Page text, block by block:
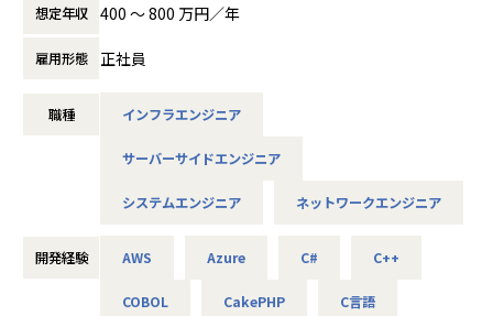
でした。
現在は要件定義や設計、実装といった工程にも挑戦していま
月一で面談を行ってくれるため、やりたいことや自分の頑張
アルテニアの良さです。
＜入社4年目 エンジニア＞
としての方針に
相違が出てきてしまったため転職しました。
エンジニアとして働きつつ、現場の人の関係を元に販路を広
担当者：20代後半・男性・入社1年目
＜主なNW案件事例＞
用・改善 --
使用機器：Cisco、FortiGate、Palo Alto、F5 BIG-IP など
主な業務：要件整理、検証、リリース計画の策定
■ホワイト企業認定 ゴールド（認定取得日：
■プライバシーマーク認定（認定番号：1082
5290）
■健康経営優良法人2025（中小規模法人部
■健康優良企業認定証 銀の認定（認定期間：
■会社説明／募集背景
株式会社アルテニアは、ITの力を通じて関わる人々の未来を
より豊かにすることを 目標に2018年に誕生しました。
それは技術力だけではなく、人を大切にすること、より豊か
社会やお客様だけでなくパートナーや社員も幸せでいるこ
これがアルテニアの企業理念の根幹となります。
この度、事業の拡大に伴って新たなメンバーを募集しており
技術力だけでなく、人を思いやる姿勢を大切にしながら、
想定年収 400 〜 800 万円／年
雇用形態 正社員
職種 インフラエンジニア
サーバーサイドエンジニア
システムエンジニア ネットワークエンジニア
開発経験 AWS Azure C# C++
COBOL CakePHP C言語